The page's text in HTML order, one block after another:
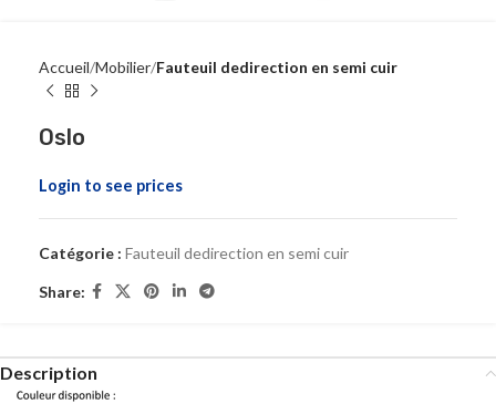
Accueil Mobilier Fauteuil dedirection en semi cuir
Oslo
Login to see prices
Catégorie : Fauteuil dedirection en semi cuir
Share:
Description